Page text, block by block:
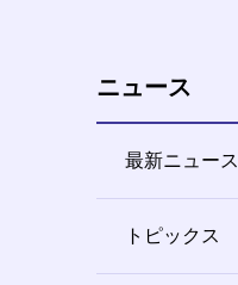
ニュース
最新ニュース
トピックス